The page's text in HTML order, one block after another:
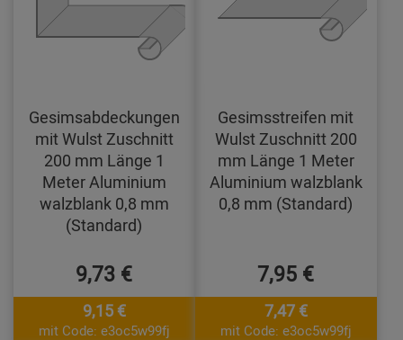
Gesimsabdeckungen
mit Wulst Zuschnitt
200 mm Länge 1
Meter Aluminium
walzblank 0,8 mm
(Standard)
9,73 €
9,15 €
mit Code: e3oc5w99fj
Gesimsstreifen mit
Wulst Zuschnitt 200
mm Länge 1 Meter
Aluminium walzblank
0,8 mm (Standard)
7,95 €
7,47 €
mit Code: e3oc5w99fj